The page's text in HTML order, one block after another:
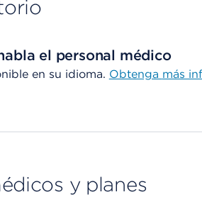
el personal médico
en su idioma. Obtenga más
y planes